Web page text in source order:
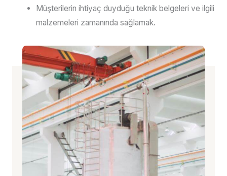
Müşterilerin ihtiyaç duyduğu teknik belgeleri ve ilgili
malzemeleri zamanında sağlamak.
II. Satış Sonrası Hizmetler